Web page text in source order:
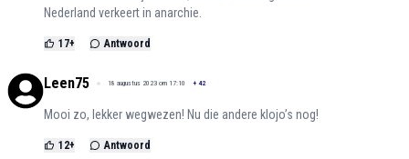
Nederland verkeert in anarchie.
17+ Antwoord
Leen75 18 augustus 2023 om 17:10 + 42
Mooi zo, lekker wegwezen! Nu die andere klojo’s nog!
12+ Antwoord